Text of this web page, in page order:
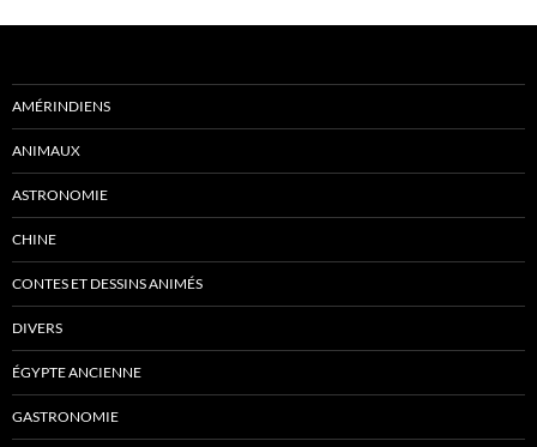
AMÉRINDIENS
ANIMAUX
ASTRONOMIE
CHINE
CONTES ET DESSINS ANIMÉS
DIVERS
ÉGYPTE ANCIENNE
GASTRONOMIE